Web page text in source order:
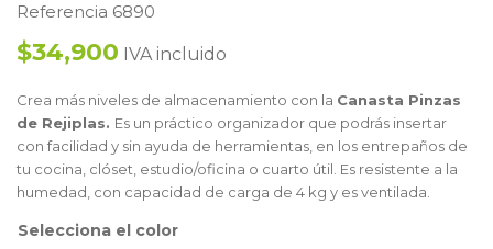
Referencia 6890
$34,900 IVA incluido
Crea más niveles de almacenamiento con la Canasta Pinzas
de Rejiplas. Es un práctico organizador que podrás insertar
con facilidad y sin ayuda de herramientas, en los entrepaños de
tu cocina, clóset, estudio/oficina o cuarto útil. Es resistente a la
humedad, con capacidad de carga de 4 kg y es ventilada.
color